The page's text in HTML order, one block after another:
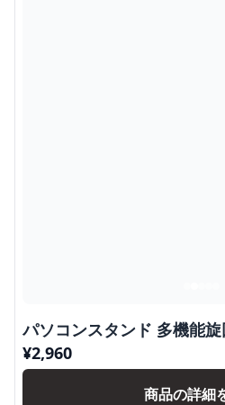
パソコンスタンド 多機能
¥2,960
商品の詳細